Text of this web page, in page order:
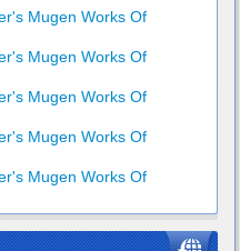
Mugen Works Of
Mugen Works Of
Mugen Works Of
Mugen Works Of
Mugen Works Of